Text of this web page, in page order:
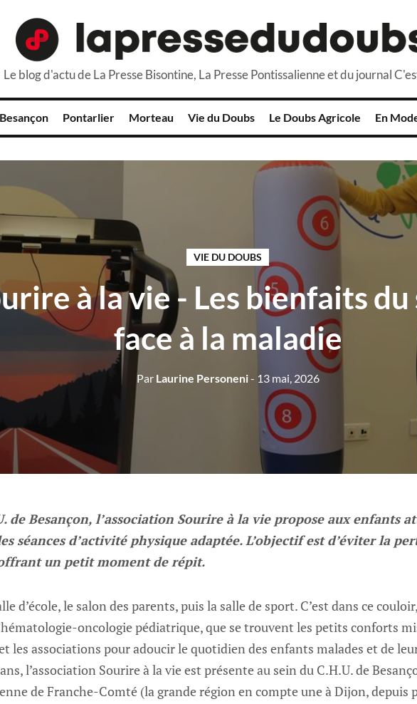
Le blog d'actu de La Presse Bisontine, La Presse Pontissalienne et du journal
Besançon Pontarlier Morteau Vie du Doubs Le Doubs Agricole En
VIE DU DOUBS
à la vie - Les bienfaits
face à la maladie
ParLaurine Personeni- 13 mai, 2026
de Besançon, l’association Sourire à la vie propose aux enfants
séances d’activité physique adaptée. L’objectif est d’éviter la
un petit moment de répit.
d’école, le salon des parents, puis la salle de sport. C’est dans ce
oncologie pédiatrique, que se trouvent les petits conforts
les associations pour adoucir le quotidien des enfants malades et de
l’association Sourire à la vie est présente au sein du C.H.U. de
de Franche-Comté (la grande région en compte une à Dijon, depuis